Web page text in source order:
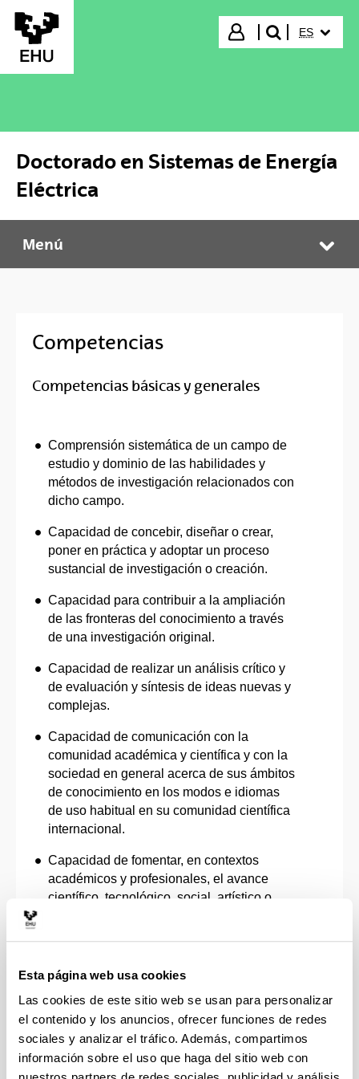
Esta página web usa cookies
Las cookies de este sitio web se usan para personalizar
el contenido y los anuncios, ofrecer funciones de redes
sociales y analizar el tráfico. Además, compartimos
información sobre el uso que haga del sitio web con
Saltar al contenido principal
Iniciar sesión
buscar"
ES
Doctorado en Sistemas de Energía
Eléctrica
Doctorado en Sistemas de Energía Eléctrica
Menú
Competencias
Competencias básicas y generales
Comprensión sistemática de un campo de
estudio y dominio de las habilidades y
métodos de investigación relacionados con
dicho campo.
Capacidad de concebir, diseñar o crear,
poner en práctica y adoptar un proceso
sustancial de investigación o creación.
Capacidad para contribuir a la ampliación
de las fronteras del conocimiento a través
de una investigación original.
Capacidad de realizar un análisis crítico y
de evaluación y síntesis de ideas nuevas y
complejas.
Capacidad de comunicación con la
comunidad académica y científica y con la
sociedad en general acerca de sus ámbitos
de conocimiento en los modos e idiomas
de uso habitual en su comunidad científica
internacional.
Capacidad de fomentar, en contextos
académicos y profesionales, el avance
científico, tecnológico, social, artístico o
la Ciencia Ciudadana, conforme al artículo
12 de la Ley Orgánica 2/2023, de 22 de
marzo, como modo de contribuir a la
consideración del conocimiento científico
como un bien común, mediante la
evaluación de actividades transversales